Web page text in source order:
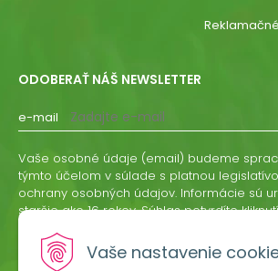
Vaše nastavenie
ODOBERAŤ NÁŠ NEWSLETTER
e-mail
Vaše osobné údaje (email) budeme
týmto účelom v súlade s platnou
ochrany osobných údajov. Informácie sú
staršie ako 16 rokov. Súhlas potvrdíte
odvolať písomne, emailom alebo kliknutím
ktoréhokoľvek informačného emailu.